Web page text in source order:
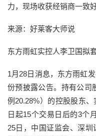
力，现场收获经销商一致好
来源：好莱客大师说
东方雨虹实控人李卫国拟
1月28日消息，东方雨虹
份预披露公告。持有公司
例20.28%）的控股股东
日起15个交易日后的3个
25日，中国证监会、深